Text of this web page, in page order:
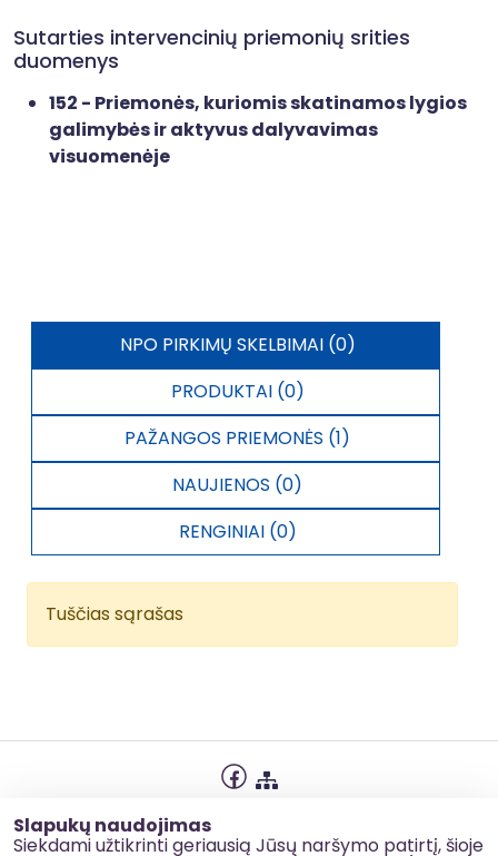
Slapukų naudojimas
Siekdami užtikrinti geriausią Jūsų naršymo patirtį, šioje
Sutarties intervencinių priemonių srities
duomenys
152 - Priemonės, kuriomis skatinamos lygios
galimybės ir aktyvus dalyvavimas
visuomenėje
NPO PIRKIMŲ SKELBIMAI (0)
PRODUKTAI (0)
PAŽANGOS PRIEMONĖS (1)
NAUJIENOS (0)
RENGINIAI (0)
Tuščias sąrašas
Slapukų naudojimas